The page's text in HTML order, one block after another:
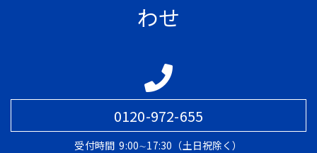
わせ
0120-972-655
受付時間 9:00∼17:30（土日祝除く）